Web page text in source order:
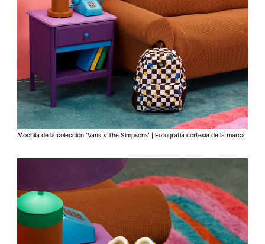
Mochila de la colección ‘Vans x The Simpsons’ | Fotografía cortesía de la marca